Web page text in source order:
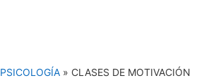
PSICOLOGÍA » CLASES DE MOTIVACIÓN